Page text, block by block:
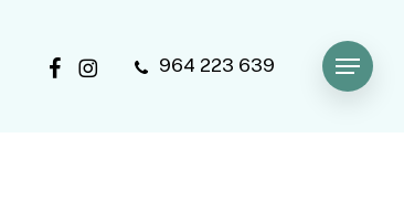
facebookinstagram 964 223 639 Menu